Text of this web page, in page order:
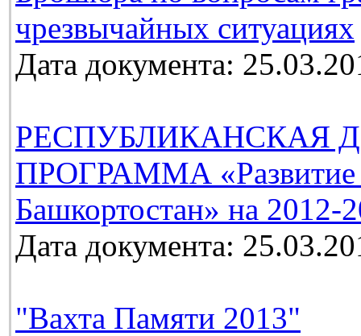
чрезвычайных ситуациях
Дата документа:
РЕСПУБЛИКАНСКАЯ
ПРОГРАММА «Развитие
Башкортостан» на 2012-
Дата документа:
"Вахта Памяти 2013"